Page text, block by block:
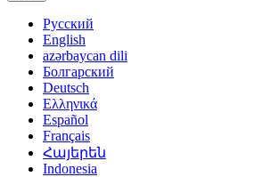
Русский
English
azərbaycan dili
Болгарский
Deutsch
Ελληνικά
Español
Français
Հայերեն
Indonesia